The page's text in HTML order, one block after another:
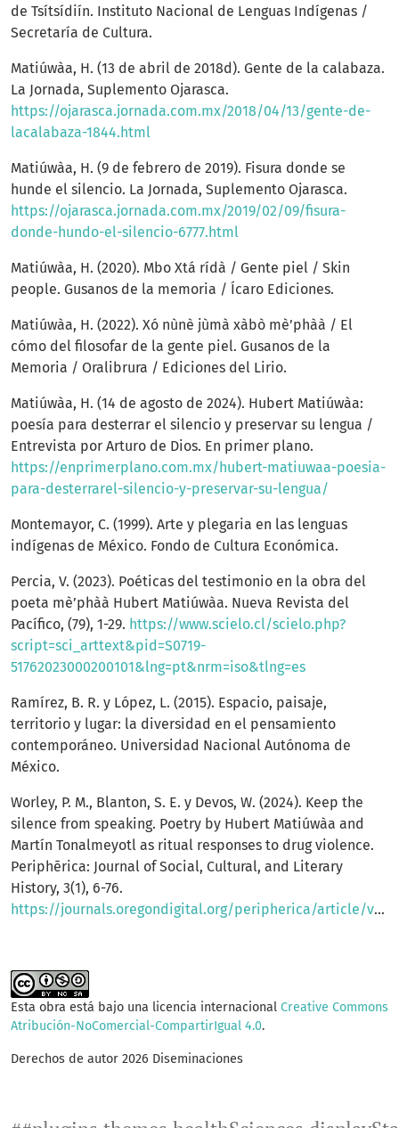
de Tsítsídiín. Instituto Nacional de Lenguas Indígenas /
Secretaría de Cultura.
Matiúwàa, H. (13 de abril de 2018d). Gente de la calabaza.
La Jornada, Suplemento Ojarasca.
https://ojarasca.jornada.com.mx/2018/04/13/gente-de-
lacalabaza-1844.html
Matiúwàa, H. (9 de febrero de 2019). Fisura donde se
hunde el silencio. La Jornada, Suplemento Ojarasca.
https://ojarasca.jornada.com.mx/2019/02/09/fisura-
donde-hundo-el-silencio-6777.html
Matiúwàa, H. (2020). Mbo Xtá rídà / Gente piel / Skin
people. Gusanos de la memoria / Ícaro Ediciones.
Matiúwàa, H. (2022). Xó nùnè jùmà xàbò mè’phàà / El
cómo del filosofar de la gente piel. Gusanos de la
Memoria / Oralibrura / Ediciones del Lirio.
Matiúwàa, H. (14 de agosto de 2024). Hubert Matiúwàa:
poesía para desterrar el silencio y preservar su lengua /
Entrevista por Arturo de Dios. En primer plano.
https://enprimerplano.com.mx/hubert-matiuwaa-poesia-
para-desterrarel-silencio-y-preservar-su-lengua/
Montemayor, C. (1999). Arte y plegaria en las lenguas
indígenas de México. Fondo de Cultura Económica.
Percia, V. (2023). Poéticas del testimonio en la obra del
poeta mè’phàà Hubert Matiúwàa. Nueva Revista del
Pacífico, (79), 1-29. https://www.scielo.cl/scielo.php?
script=sci_arttext&pid=S0719-
51762023000200101&lng=pt&nrm=iso&tlng=es
Ramírez, B. R. y López, L. (2015). Espacio, paisaje,
territorio y lugar: la diversidad en el pensamiento
contemporáneo. Universidad Nacional Autónoma de
México.
Worley, P. M., Blanton, S. E. y Devos, W. (2024). Keep the
silence from speaking. Poetry by Hubert Matiúwàa and
Martín Tonalmeyotl as ritual responses to drug violence.
Periphērica: Journal of Social, Cultural, and Literary
History, 3(1), 6-76.
https://journals.oregondigital.org/peripherica/article/view/5834/7861
Esta obra está bajo una licencia internacional Creative Commons
Atribución-NoComercial-CompartirIgual 4.0.
Derechos de autor 2026 Diseminaciones